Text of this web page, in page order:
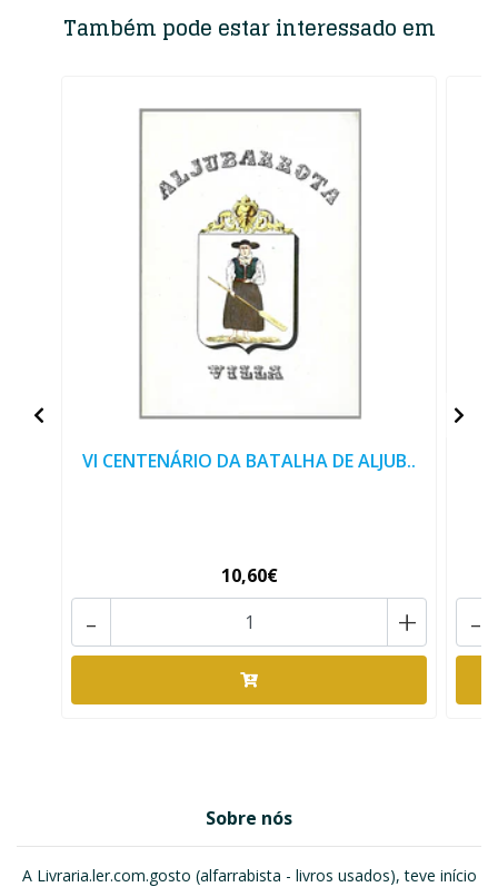
Também pode estar interessado em
VI CENTENÁRIO DA BATALHA DE ALJUB..
10,60€
+
- -
Sobre nós
A Livraria.ler.com.gosto (alfarrabista - livros usados), teve início